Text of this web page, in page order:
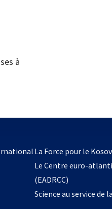
à
La Force pour le
Le Centre euro-
(EADRCC)
Science au service de